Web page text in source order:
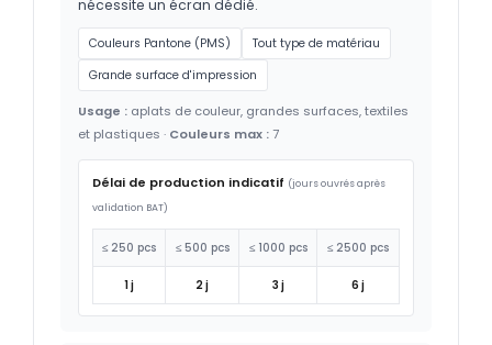
nécessite un écran dédié.
Couleurs Pantone (PMS)
Tout type de matériau
Grande surface d'impression
Usage : aplats de couleur, grandes surfaces, textiles
et plastiques · Couleurs max :7
Délai de production indicatif (jours ouvrés après
validation BAT)
≤ 250 pcs ≤ 500 pcs ≤ 1000 pcs ≤ 2500 pcs
1 j 2 j 3 j 6 j